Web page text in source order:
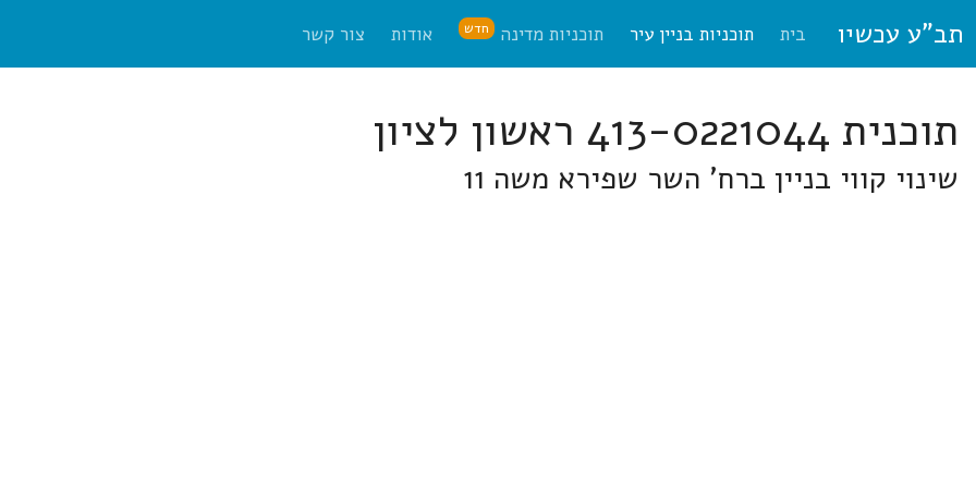
תב"ע עכשיו בית תוכניות בניין עיר תוכניות מדינה חדש אודות צור קשר
תוכנית 413-0221044 ראשון לציון
שינוי קווי בניין ברח' השר שפירא משה 11